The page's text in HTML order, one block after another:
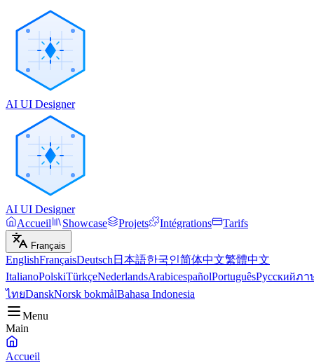
AI UI Designer
AI UI Designer
Accueil
Showcase Projets Intégrations Tarifs
Français
EnglishFrançaisDeutsch 日本語한국인简体中文繁體中文
ItalianoPolskiTürkçeNederlandsArabicespañolPortuguêsРусскийภา
ไทยDanskNorsk bokmålBahasa Indonesia
Menu
Main
Accueil